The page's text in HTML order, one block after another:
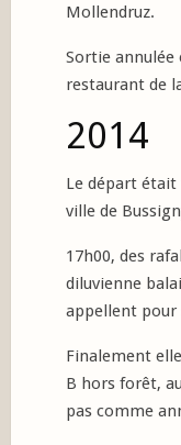
Mollendruz.
Sortie annulée
restaurant de
2014
Le départ était
ville de
17h00, des
diluvienne
appellent pour
Finalement
B hors forêt,
pas comme